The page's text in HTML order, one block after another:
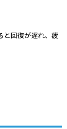
と回復が遅れ、疲